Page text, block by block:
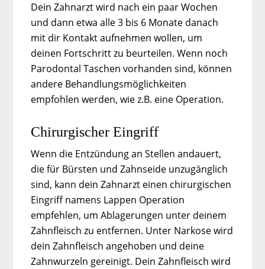
Dein Zahnarzt wird nach ein paar Wochen
und dann etwa alle 3 bis 6 Monate danach
mit dir Kontakt aufnehmen wollen, um
deinen Fortschritt zu beurteilen. Wenn noch
Parodontal Taschen vorhanden sind, können
andere Behandlungsmöglichkeiten
empfohlen werden, wie z.B. eine Operation.
Chirurgischer Eingriff
Wenn die Entzündung an Stellen andauert,
die für Bürsten und Zahnseide unzugänglich
sind, kann dein Zahnarzt einen chirurgischen
Eingriff namens Lappen Operation
empfehlen, um Ablagerungen unter deinem
Zahnfleisch zu entfernen. Unter Narkose wird
dein Zahnfleisch angehoben und deine
Zahnwurzeln gereinigt. Dein Zahnfleisch wird